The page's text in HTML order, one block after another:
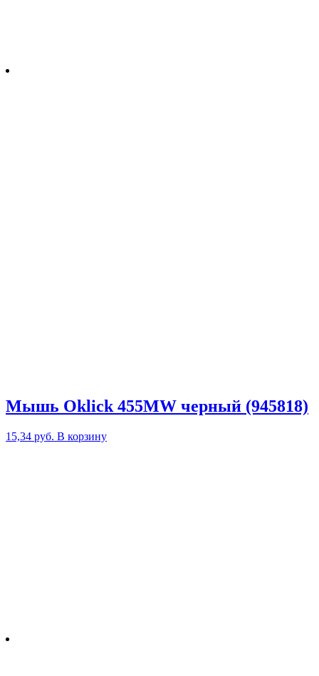
Мышь Oklick 455MW черный (945818)
15,34 руб. В корзину